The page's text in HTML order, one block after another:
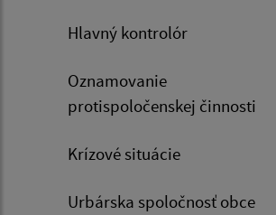
Hlavný kontrolór
Oznamovanie
protispoločenskej činnosti
Krízové situácie
Urbárska spoločnosť obce